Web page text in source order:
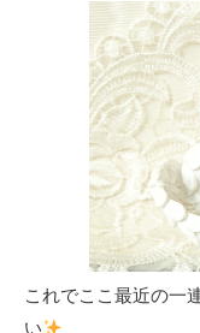
これでここ最近の一
い